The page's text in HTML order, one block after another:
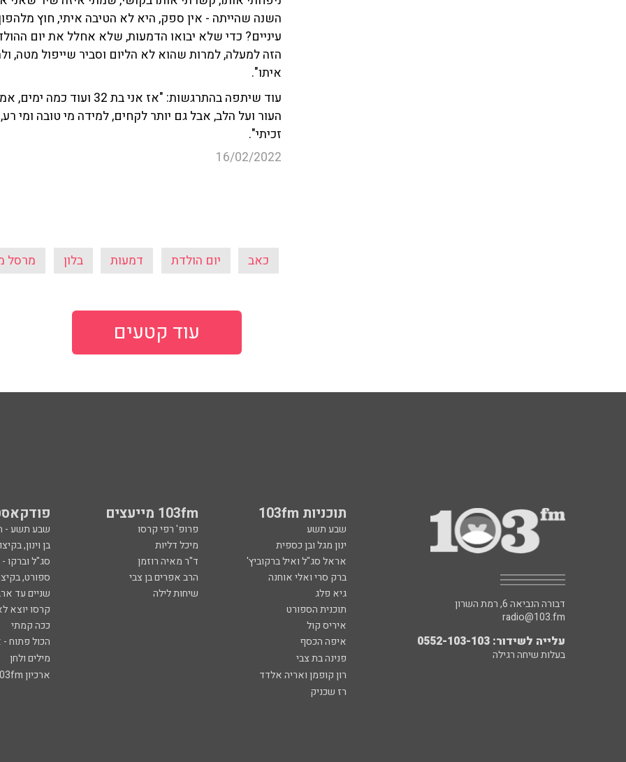
השנה שהייתה - אין ספק, היא לא הטיבה איתי, חוץ
עיניים? כדי שלא יבואו הדמעות, שלא אחלל את יום
הזה למעלה, למרות שהוא לא הליום וסביר שייפול
איתו".
עוד שיתפה בהתרגשות: "אז
העור ועל הלב, אבל גם יותר לקחים, למידה מי טובה ומי
זכיתי".
16/02/2022
כאב יום הולדת דמעות בלון מרסל
עוד קטעים
תוכניות 103fm 103fm מייעצים
שבע תשע פרופ' רפי קרסו
שבע תשע -
ינון מגל ובן כספית
מיכל דליות
בן וינון,
אראל סג"ל ואיל ברקוביץ'
ד"ר מאיה רוזמן
סג"ל וברקו
ברק סרי ואלי אוחנה
הרב אפרים בן צבי
ספורט,
גיא פלג
שיחות לילה
שניים עד
תוכנית הספורט
קרסו יוצא
איריס קול
ככה קמתי
איפה הכסף
הכול פתוח -
פנינה בת צבי
מילים ולחן
רון קופמן ואריה אלדד
ארכיון 103fm
רז שכניק
דבורה הנביאה 6, רמת השרון
radio@103.fm
עלייה לשידור: 0552-103-103
בעלות שיחה רגילה